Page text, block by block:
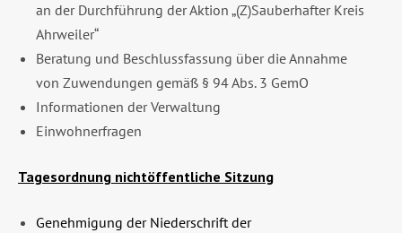
an der Durchführung der Aktion „(Z)Sauberhafter Kreis
Ahrweiler“
Beratung und Beschlussfassung über die Annahme
von Zuwendungen gemäß § 94 Abs. 3 GemO
Informationen der Verwaltung
Einwohnerfragen
Tagesordnung nichtöffentliche Sitzung
Genehmigung der Niederschrift der